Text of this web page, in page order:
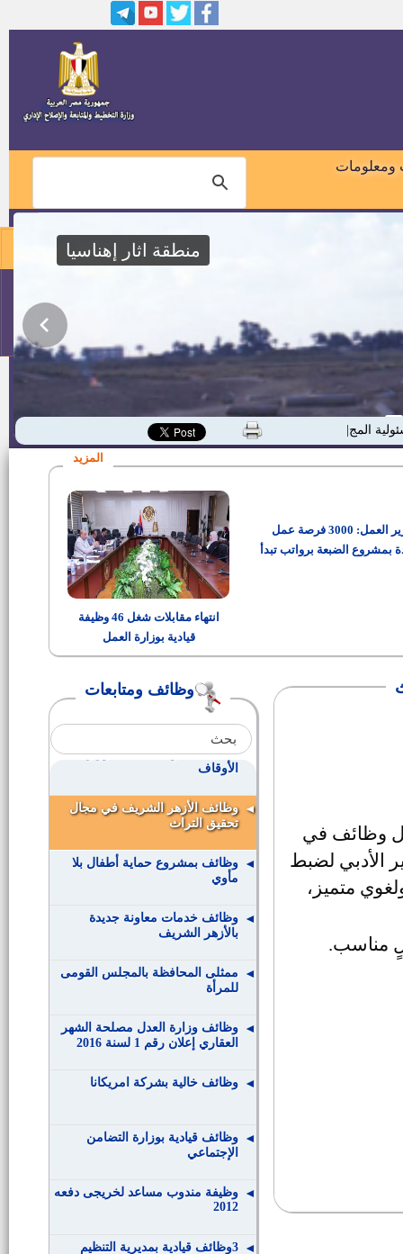
01018460099
ومعلومات
منطقة اثار إهناسيا
المجتمعية"
المزيد
وزير العمل: 3000 فرصة عمل
بمشروع الضبعة برواتب تبدأ
انتهاء مقابلات شغل 46 وظيفة
قيادية بوزارة العمل
وظائف في
الأدبي لضبط
متميز،
مناسب.
وظائف ومتابعات
اسماء ومواعيد المقابلات الشخصية
لوظائف هيئه قضايا الدوله اعلان
وظائف النيابة الادارية - اعلان رقم
وظائف بهيئة قناة السويس
مواعيد مراجعة المستندات
للمتقدمين فى وظيفة (مهندس
غطس وانتشال) بهيئة قناة السويس
مواعيد أداء الامتحانات للمتخلفين
والمتظلمين بمسابقة الشهر العقاري
وظائف قياديةشاغرة بمديرية
الاسكان والمرافق بمحافظة بني
سويف
اسماء المرشحين واماكن ومواعيد
اسماء المستوفين للشروط ومواعيد
واماكن اختبارات مسابقة رقم 1
وظائف مؤسسة مصر الخير
عدد (3000) وظيفة تابعة لوزارة
الأوقاف
وظائف الأزهر الشريف في مجال
تحقيق التراث
وظائف بمشروع حماية أطفال بلا
مأوي
وظائف خدمات معاونة جديدة
بالأزهر الشريف
ممثلى المحافظة بالمجلس القومى
للمرأة
وظائف وزارة العدل مصلحة الشهر
العقاري إعلان رقم 1 لسنة 2016
وظائف خالية بشركة امريكانا
وظائف قيادية بوزارة التضامن
الإجتماعي
وظيفة مندوب مساعد لخريجى دفعه
2012
3وظائف قيادية بمديرية التنظيم